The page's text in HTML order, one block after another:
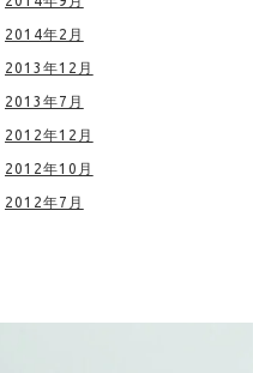
2014年2月
2013年12月
2013年7月
2012年12月
2012年10月
2012年7月